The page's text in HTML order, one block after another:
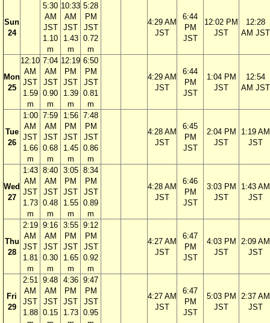
Sun
24
5:30
AM
JST
1.10
m
10:33
AM
JST
1.43
m
5:28
PM
JST
0.72
m
4:29 AM
JST
6:44
PM
JST
12:02 PM
JST
12:28
AM JST
Mon
25
12:10
AM
JST
1.59
m
7:04
AM
JST
0.90
m
12:19
PM
JST
1.39
m
6:50
PM
JST
0.81
m
4:29 AM
JST
6:44
PM
JST
1:04 PM
JST
12:54
AM JST
Tue
26
1:00
AM
JST
1.66
m
7:59
AM
JST
0.68
m
1:56
PM
JST
1.45
m
7:48
PM
JST
0.86
m
4:28 AM
JST
6:45
PM
JST
2:04 PM
JST
1:19 AM
JST
Wed
27
1:43
AM
JST
1.73
m
8:40
AM
JST
0.48
m
3:05
PM
JST
1.55
m
8:34
PM
JST
0.89
m
4:28 AM
JST
6:46
PM
JST
3:03 PM
JST
1:43 AM
JST
Thu
28
2:19
AM
JST
1.81
m
9:16
AM
JST
0.30
m
3:55
PM
JST
1.65
m
9:12
PM
JST
0.92
m
4:27 AM
JST
6:47
PM
JST
4:03 PM
JST
2:09 AM
JST
Fri
29
2:51
AM
JST
1.88
9:48
AM
JST
0.15
4:36
PM
JST
1.73
9:47
PM
JST
0.95
4:27 AM
JST
6:47
PM
JST
5:03 PM
JST
2:37 AM
JST